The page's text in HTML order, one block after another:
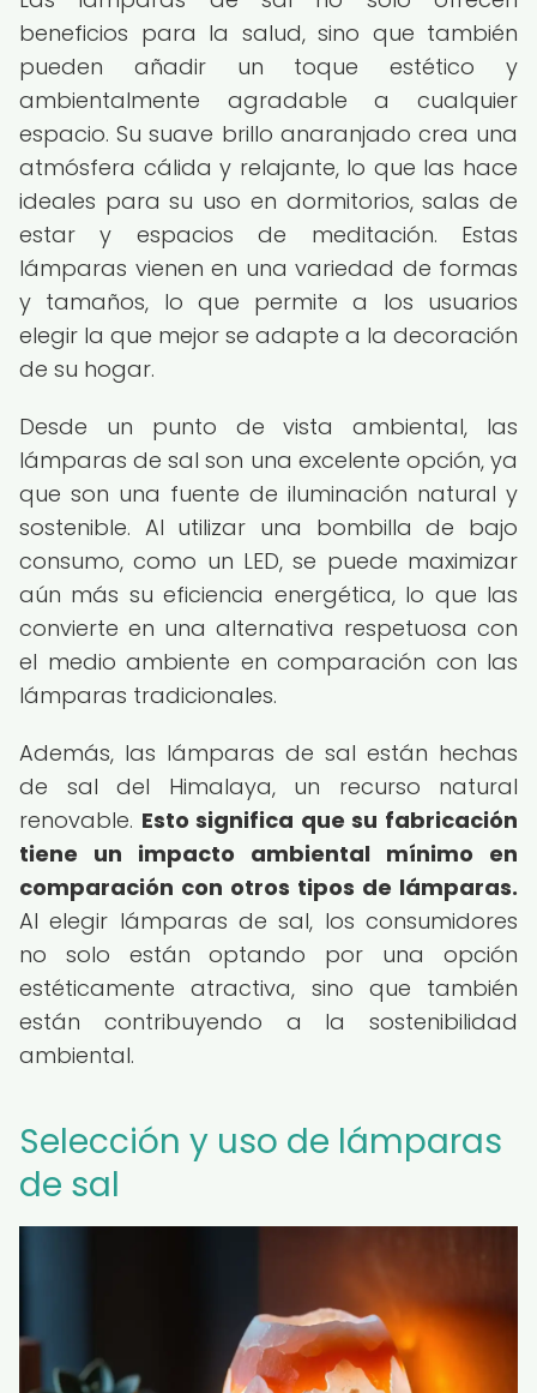
beneficios para la salud, sino que también
pueden añadir un toque estético y
ambientalmente agradable a cualquier
espacio. Su suave brillo anaranjado crea una
atmósfera cálida y relajante, lo que las hace
ideales para su uso en dormitorios, salas de
estar y espacios de meditación. Estas
lámparas vienen en una variedad de formas
y tamaños, lo que permite a los usuarios
elegir la que mejor se adapte a la decoración
de su hogar.
Desde un punto de vista ambiental, las
lámparas de sal son una excelente opción, ya
que son una fuente de iluminación natural y
sostenible. Al utilizar una bombilla de bajo
consumo, como un LED, se puede maximizar
aún más su eficiencia energética, lo que las
convierte en una alternativa respetuosa con
el medio ambiente en comparación con las
lámparas tradicionales.
Además, las lámparas de sal están hechas
de sal del Himalaya, un recurso natural
renovable. Esto significa que su fabricación
tiene un impacto ambiental mínimo en
comparación con otros tipos de lámparas.
Al elegir lámparas de sal, los consumidores
no solo están optando por una opción
estéticamente atractiva, sino que también
están contribuyendo a la sostenibilidad
ambiental.
Selección y uso de lámparas
de sal